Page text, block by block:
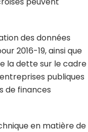
des données
2016-19, ainsi que
la dette sur le cadre
publiques
de finances
en matière de